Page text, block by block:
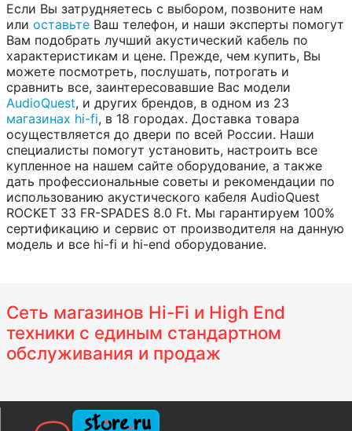
Если Вы затрудняетесь с выбором, позвоните нам
или оставьте Ваш телефон, и наши эксперты помогут
Вам подобрать лучший акустический кабель по
характеристикам и цене. Прежде, чем купить, Вы
можете посмотреть, послушать, потрогать и
сравнить все, заинтересовавшие Вас модели
AudioQuest, и других брендов, в одном из 23
магазинах hi-fi, в 18 городах. Доставка товара
осуществляется до двери по всей России. Наши
специалисты помогут установить, настроить все
купленное на нашем сайте оборудование, а также
дать профессиональные советы и рекомендации по
использованию акустического кабеля AudioQuest
ROCKET 33 FR-SPADES 8.0 Ft. Мы гарантируем 100%
сертификацию и сервис от производителя на данную
модель и все hi-fi и hi-end оборудование.
Сеть магазинов Hi-Fi и High End
техники с единым стандартном
обслуживания и продаж